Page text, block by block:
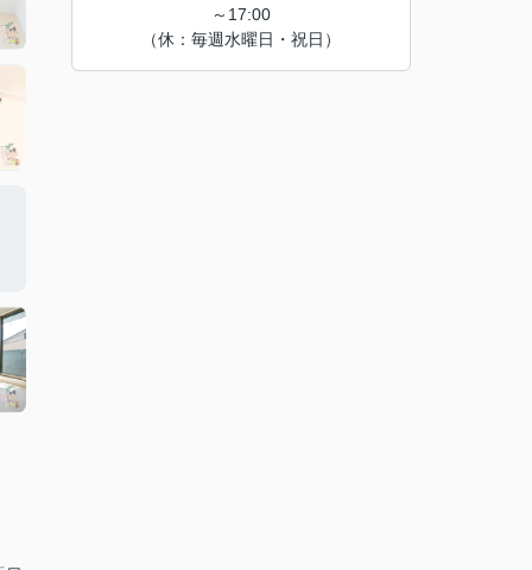
～17:00
（休：毎週水曜日・祝日）